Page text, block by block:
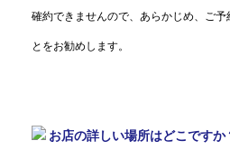
確約できませんので、あらかじめ、ご
とをお勧めします。
お店の詳しい場所はどこですか